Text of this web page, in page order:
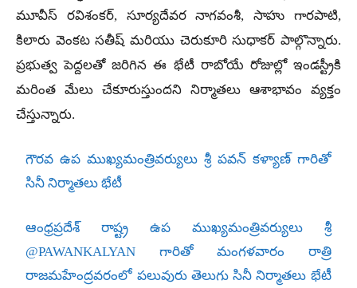
మూవీస్ రవిశంకర్, సూర్యదేవర నాగవంశీ, సాహు గారపాటి,
కిలారు వెంకట సతీష్ మరియు చెరుకూరి సుధాకర్ పాల్గొన్నారు.
ప్రభుత్వ పెద్దలతో జరిగిన ఈ భేటీ రాబోయే రోజుల్లో ఇండస్ట్రీకి
మరింత మేలు చేకూరుస్తుందని నిర్మాతలు ఆశాభావం వ్యక్తం
చేస్తున్నారు.
గౌరవ ఉప ముఖ్యమంత్రివర్యులు శ్రీ పవన్ కళ్యాణ్ గారితో
సినీ నిర్మాతలు భేటీ
ఆంధ్రప్రదేశ్ రాష్ట్ర ఉప ముఖ్యమంత్రివర్యులు శ్రీ
@PAWANKALYAN గారితో మంగళవారం రాత్రి
రాజమహేంద్రవరంలో పలువురు తెలుగు సినీ నిర్మాతలు భేటీ